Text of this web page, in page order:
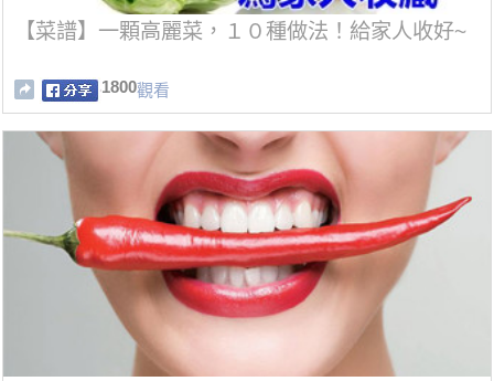
【菜譜】一顆高麗菜，１０種做法！給家人收好~
1800觀看